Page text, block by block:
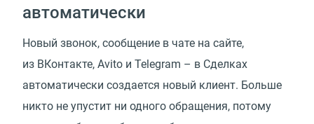
автоматически
Новый звонок, сообщение в чате на сайте,
из ВКонтакте, Avito и Telegram – в Сделках
автоматически создается новый клиент. Больше
никто не упустит ни одного обращения, потому